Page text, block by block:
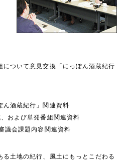
について意見交換「にっぽん酒蔵紀行
ん酒蔵紀行」関連資料
および単発番組関連資料
議会課題内容関連資料
る土地の紀行、風土にもっとこだわる